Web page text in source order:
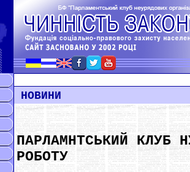
НОВИНИ
ПАРЛАМНТСЬКИЙ КЛУБ
РОБОТУ